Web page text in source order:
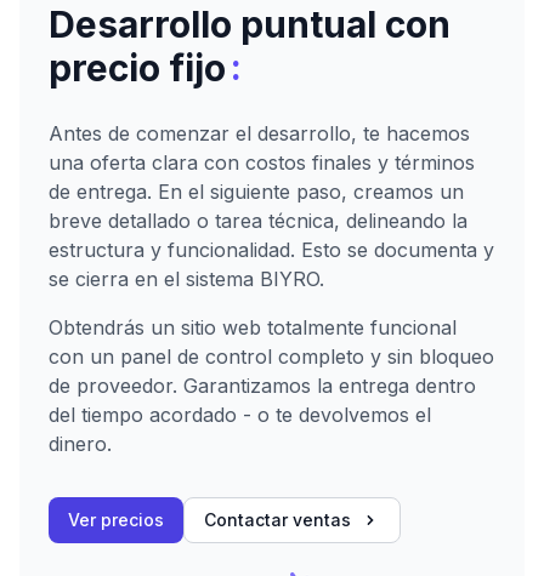
Desarrollo puntual con
precio fijo:
Antes de comenzar el desarrollo, te hacemos
una oferta clara con costos finales y términos
de entrega. En el siguiente paso, creamos un
breve detallado o tarea técnica, delineando la
estructura y funcionalidad. Esto se documenta y
se cierra en el sistema BIYRO.
Obtendrás un sitio web totalmente funcional
con un panel de control completo y sin bloqueo
de proveedor. Garantizamos la entrega dentro
del tiempo acordado - o te devolvemos el
dinero.
Ver precios Contactar ventas